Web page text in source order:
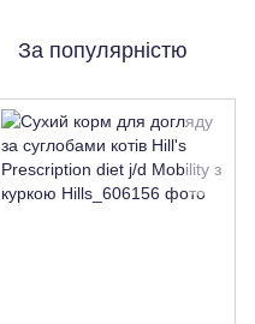
За популярністю